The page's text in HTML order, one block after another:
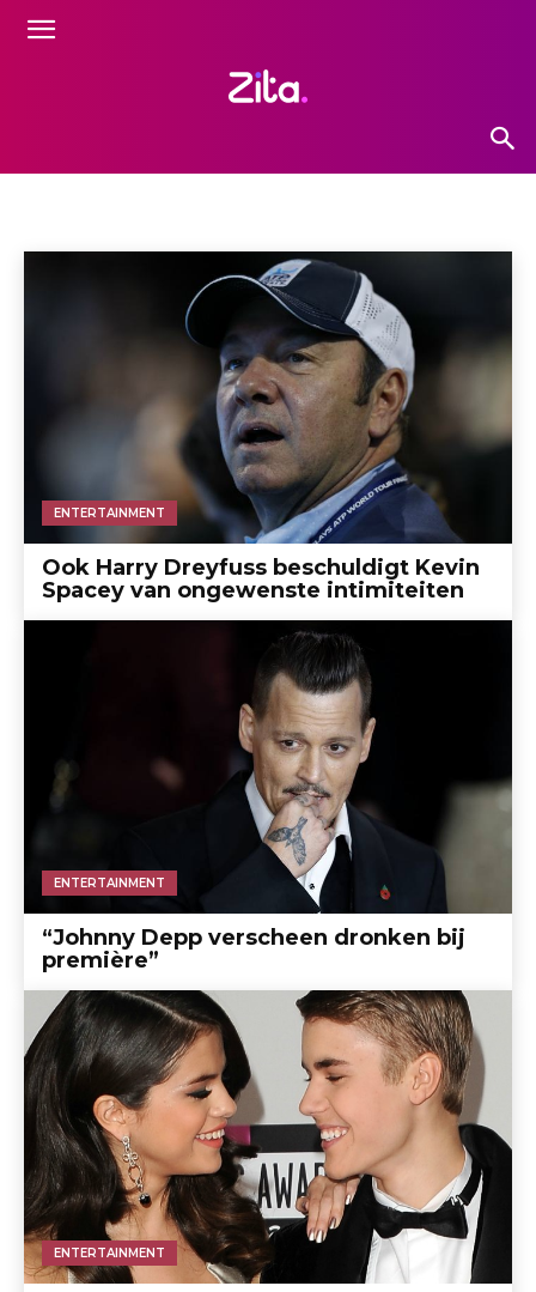
ENTERTAINMENT
Ook Harry Dreyfuss beschuldigt Kevin
Spacey van ongewenste intimiteiten
ENTERTAINMENT
“Johnny Depp verscheen dronken bij
première”
ENTERTAINMENT